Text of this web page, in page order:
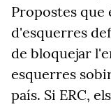
Propostes que
d'esquerres
de bloquejar
esquerres
país. Si ERC,